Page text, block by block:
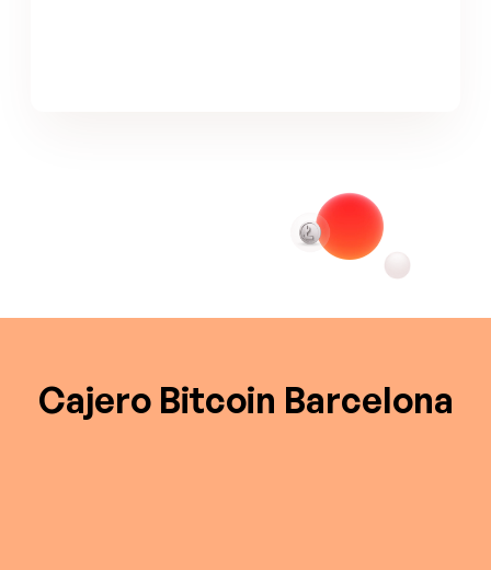
Cajero Bitcoin Barcelona